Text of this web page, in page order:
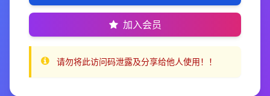
加入会员
请勿将此访问码泄露及分享给他人使用！！